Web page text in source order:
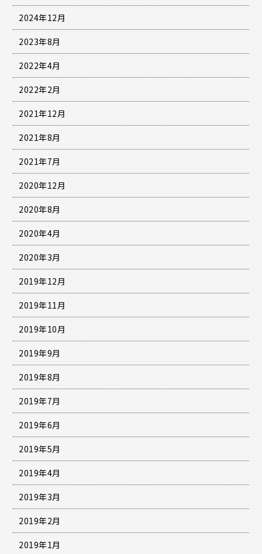
2024年12月
2023年8月
2022年4月
2022年2月
2021年12月
2021年8月
2021年7月
2020年12月
2020年8月
2020年4月
2020年3月
2019年12月
2019年11月
2019年10月
2019年9月
2019年8月
2019年7月
2019年6月
2019年5月
2019年4月
2019年3月
2019年2月
2019年1月